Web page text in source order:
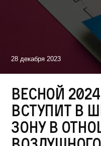
28 декабря 2023
Весной
вступит в
зону в